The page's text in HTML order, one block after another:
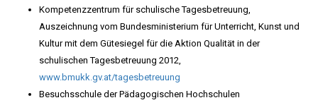
Kompetenzzentrum für schulische Tagesbetreuung,
Auszeichnung vom Bundesministerium für Unterricht, Kunst und
Kultur mit dem Gütesiegel für die Aktion Qualität in der
schulischen Tagesbetreuung 2012,
www.bmukk.gv.at/tagesbetreuung
Besuchsschule der Pädagogischen Hochschulen